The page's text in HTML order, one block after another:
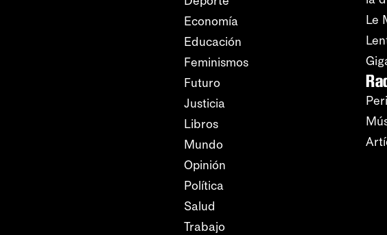
Economía
Educación
Feminismos
Futuro
Justicia
Libros
Mundo
Opinión
Política
Salud
Trabajo
Le